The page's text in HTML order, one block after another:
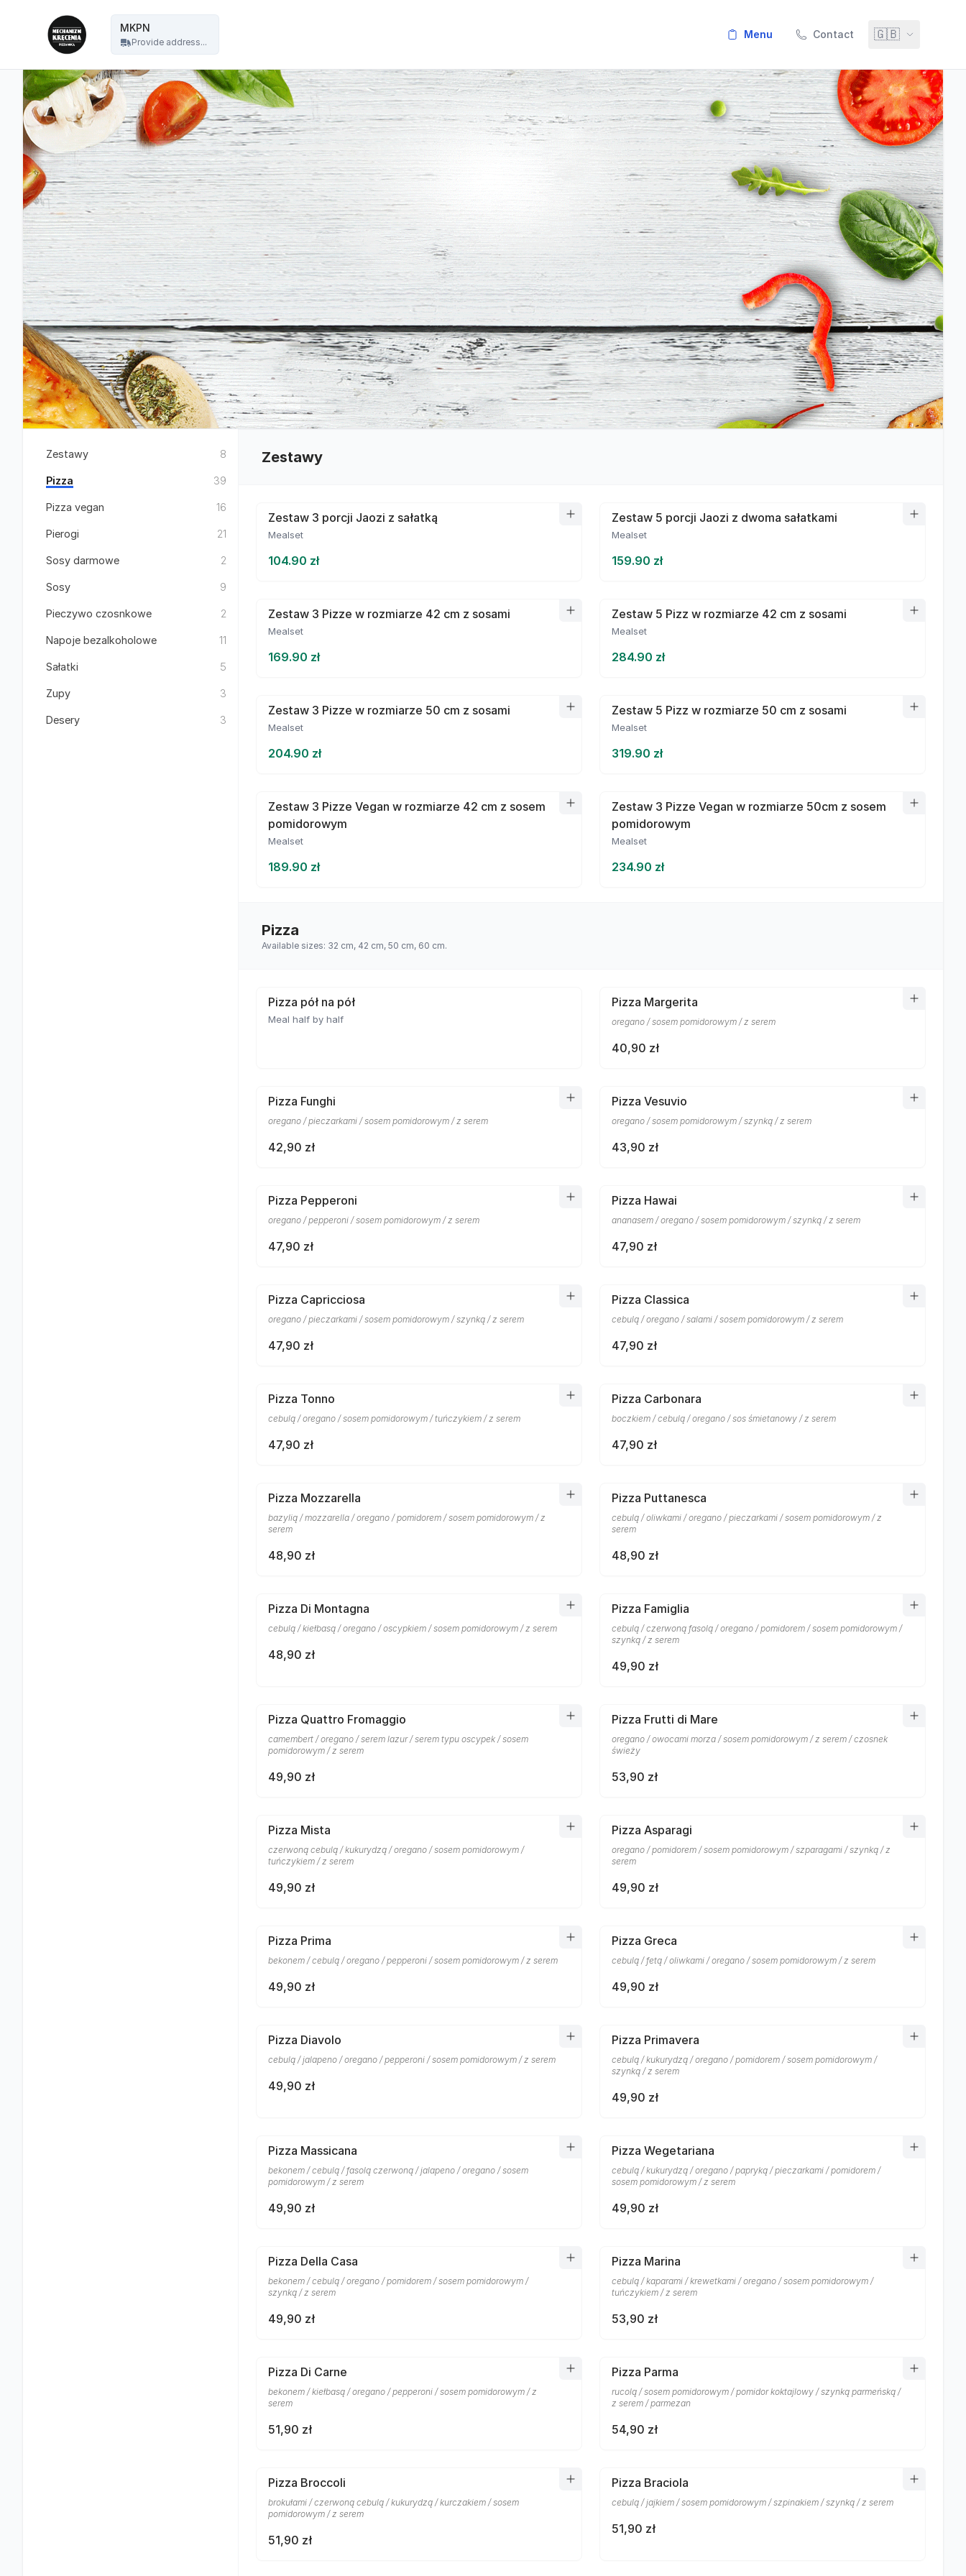
MKPN
Provide address...
menu Contact 🇬🇧
Zestawy 8
Pizza 39
Pizza vegan 16
Pierogi 21
Sosy darmowe 2
Sosy 9
Pieczywo czosnkowe 2
Napoje bezalkoholowe 11
Sałatki 5
Zupy 3
Desery 3
Zestawy
Zestaw 3 porcji Jaozi z sałatką
Mealset
104.90 zł
Zestaw 5 porcji Jaozi z dwoma sałatkami
Mealset
159.90 zł
Zestaw 3 Pizze w rozmiarze 42 cm z sosami
Mealset
169.90 zł
Zestaw 5 Pizz w rozmiarze 42 cm z sosami
Mealset
284.90 zł
Zestaw 3 Pizze w rozmiarze 50 cm z sosami
Mealset
204.90 zł
Zestaw 5 Pizz w rozmiarze 50 cm z sosami
Mealset
319.90 zł
Zestaw 3 Pizze Vegan w rozmiarze 42 cm z sosem
pomidorowym
Mealset
189.90 zł
Zestaw 3 Pizze Vegan w rozmiarze 50cm z sosem
pomidorowym
Mealset
234.90 zł
Pizza
Available sizes: 32 cm, 42 cm, 50 cm, 60 cm.
Pizza pół na pół
Meal half by half
Pizza Margerita
oregano / sosem pomidorowym / z serem
40,90 zł
Pizza Funghi
oregano / pieczarkami / sosem pomidorowym / z serem
42,90 zł
Pizza Vesuvio
oregano / sosem pomidorowym / szynką / z serem
43,90 zł
Pizza Pepperoni
oregano / pepperoni / sosem pomidorowym / z serem
47,90 zł
Pizza Hawai
ananasem / oregano / sosem pomidorowym / szynką / z serem
47,90 zł
Pizza Capricciosa
oregano / pieczarkami / sosem pomidorowym / szynką / z serem
47,90 zł
Pizza Classica
cebulą / oregano / salami / sosem pomidorowym / z serem
47,90 zł
Pizza Tonno
cebulą / oregano / sosem pomidorowym / tuńczykiem / z serem
47,90 zł
Pizza Carbonara
boczkiem / cebulą / oregano / sos śmietanowy / z serem
47,90 zł
Pizza Mozzarella
bazylią / mozzarella / oregano / pomidorem / sosem pomidorowym / z
serem
48,90 zł
Pizza Puttanesca
cebulą / oliwkami / oregano / pieczarkami / sosem pomidorowym / z
serem
48,90 zł
Pizza Di Montagna
cebulą / kiełbasą / oregano / oscypkiem / sosem pomidorowym / z serem
48,90 zł
Pizza Famiglia
cebulą / czerwoną fasolą / oregano / pomidorem / sosem pomidorowym /
szynką / z serem
49,90 zł
Pizza Quattro Fromaggio
camembert / oregano / serem lazur / serem typu oscypek / sosem
pomidorowym / z serem
49,90 zł
Pizza Frutti di Mare
oregano / owocami morza / sosem pomidorowym / z serem / czosnek
świeży
53,90 zł
Pizza Mista
czerwoną cebulą / kukurydzą / oregano / sosem pomidorowym /
tuńczykiem / z serem
49,90 zł
Pizza Asparagi
oregano / pomidorem / sosem pomidorowym / szparagami / szynką / z
serem
49,90 zł
Pizza Prima
bekonem / cebulą / oregano / pepperoni / sosem pomidorowym / z serem
49,90 zł
Pizza Greca
cebulą / fetą / oliwkami / oregano / sosem pomidorowym / z serem
49,90 zł
Pizza Diavolo
cebulą / jalapeno / oregano / pepperoni / sosem pomidorowym / z serem
49,90 zł
Pizza Primavera
cebulą / kukurydzą / oregano / pomidorem / sosem pomidorowym /
szynką / z serem
49,90 zł
Pizza Massicana
bekonem / cebulą / fasolą czerwoną / jalapeno / oregano / sosem
pomidorowym / z serem
49,90 zł
Pizza Wegetariana
cebulą / kukurydzą / oregano / papryką / pieczarkami / pomidorem /
sosem pomidorowym / z serem
49,90 zł
Pizza Della Casa
bekonem / cebulą / oregano / pomidorem / sosem pomidorowym /
szynką / z serem
49,90 zł
Pizza Marina
cebulą / kaparami / krewetkami / oregano / sosem pomidorowym /
tuńczykiem / z serem
53,90 zł
Pizza Di Carne
bekonem / kiełbasą / oregano / pepperoni / sosem pomidorowym / z
serem
51,90 zł
Pizza Parma
rucolą / sosem pomidorowym / pomidor koktajlowy / szynką parmeńską /
z serem / parmezan
54,90 zł
Pizza Broccoli
brokułami / czerwoną cebulą / kukurydzą / kurczakiem / sosem
pomidorowym / z serem
51,90 zł
Pizza Braciola
cebulą / jajkiem / sosem pomidorowym / szpinakiem / szynką / z serem
51,90 zł